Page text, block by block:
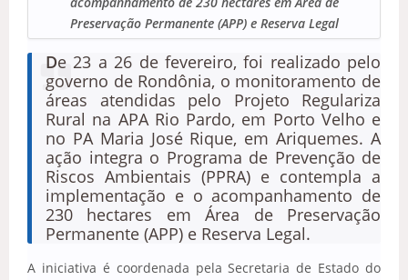
Preservação Permanente (APP) e Reserva Legal
De 23 a 26 de fevereiro, foi realizado pelo
governo de Rondônia, o monitoramento de
áreas atendidas pelo Projeto Regulariza
Rural na APA Rio Pardo, em Porto Velho e
no PA Maria José Rique, em Ariquemes. A
ação integra o Programa de Prevenção de
Riscos Ambientais (PPRA) e contempla a
implementação e o acompanhamento de
230 hectares em Área de Preservação
Permanente (APP) e Reserva Legal.
A iniciativa é coordenada pela Secretaria de Estado do